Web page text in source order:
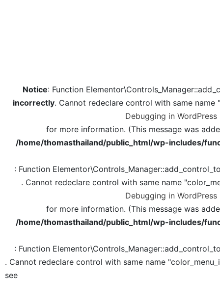
Notice: Function
incorrectly. Cannot redeclare control with same name
Debugging in WordPress
for more information. (This message was
/home/thomasthailand/public_html/wp-includes/
: Function
. Cannot redeclare control with same name
Debugging in WordPress
for more information. (This message was
/home/thomasthailand/public_html/wp-includes/
: Function
. Cannot redeclare control with same name
see